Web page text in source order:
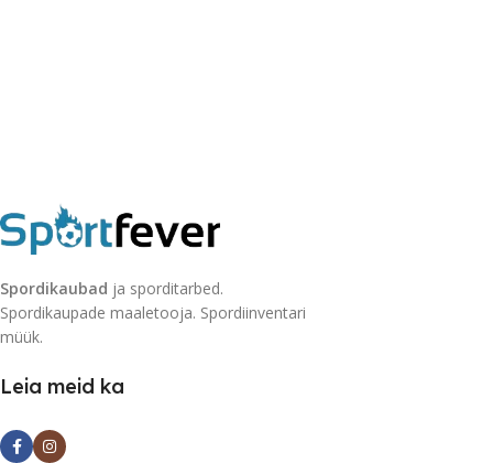
Spordikaubad ja sporditarbed.
Spordikaupade maaletooja. Spordiinventari
müük.
Leia meid ka